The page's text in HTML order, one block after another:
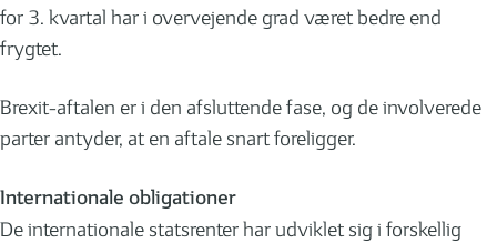
for 3. kvartal har i overvejende grad været bedre end
frygtet.
Brexit-aftalen er i den afsluttende fase, og de involverede
parter antyder, at en aftale snart foreligger.
Internationale obligationer
De internationale statsrenter har udviklet sig i forskellig